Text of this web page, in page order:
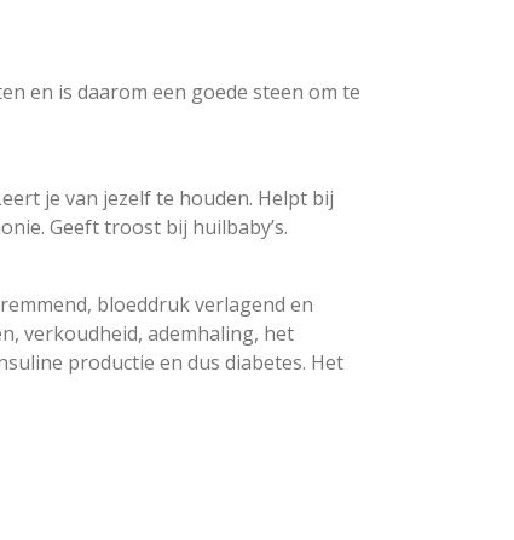
en is daarom een goede steen om te
je van jezelf te houden. Helpt bij
Geeft troost bij huilbaby’s.
bloeddruk verlagend en
verkoudheid, ademhaling, het
productie en dus diabetes. Het